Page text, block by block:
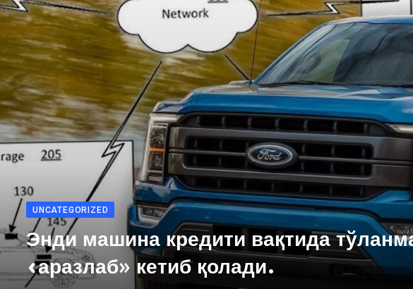
UNCATEGORIZED
Энди машина кредити вақтида
«аразлаб» кетиб қолади.